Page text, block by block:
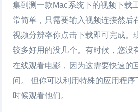
集到测一款Mac系统下的视频下载
常简单，只需要输入视频连接然后
视频分辨率你点击下载即可完成。
较多好用的没几个。有时候，您没
在线观看电影，因为这需要快速的
问。 但你可以利用特殊的应用程
时候观看他们。